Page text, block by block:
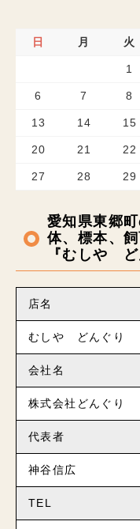
日 月 火
1
6 7 8
13 14 15
20 21 22
27 28 29
愛知県東郷
体、標本、
『むしや ど
店名
むしや どんぐり
会社名
株式会社どんぐり
代表者
神谷信広
TEL